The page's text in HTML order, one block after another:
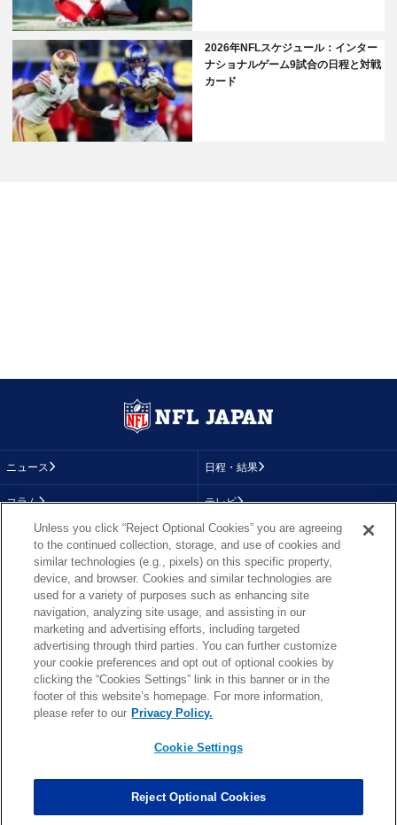
2026年NFLスケジュール：インター
ナショナルゲーム9試合の日程と対戦
カード
ニュース 日程・結果
コラム テレビ
画像
順位表
About NFL
More NFL 特集
TOP お問い合わせ FAQ
PHOTO BY AP Images / PHOTO BY Getty Images
Unless you click “Reject Optional Cookies” you are agreeing
to the continued collection, storage, and use of cookies and
similar technologies (e.g., pixels) on this specific property,
device, and browser. Cookies and similar technologies are
used for a variety of purposes such as enhancing site
navigation, analyzing site usage, and assisting in our
marketing and advertising efforts, including targeted
advertising through third parties. You can further customize
your cookie preferences and opt out of optional cookies by
clicking the “Cookies Settings” link in this banner or in the
footer of this website’s homepage. For more information,
please refer to our Privacy Policy.
Cookie Settings
Reject Optional Cookies